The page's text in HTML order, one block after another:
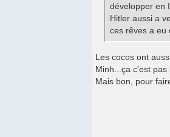
développer en
Hitler aussi a
ces rêves a eu
Les cocos ont
Minh...ça c'est
Mais bon, pour